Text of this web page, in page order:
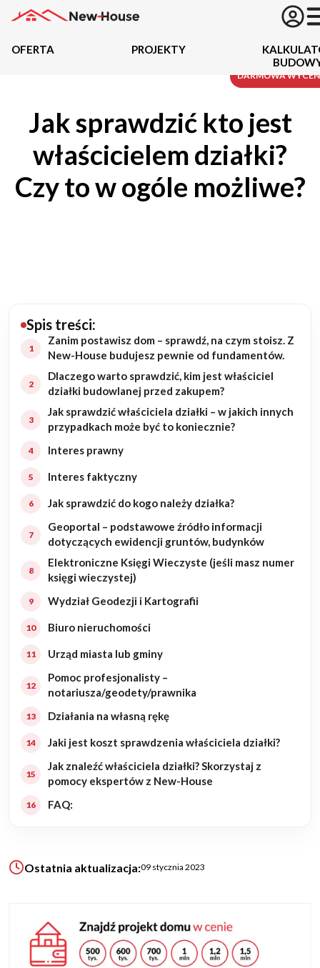
Oferta
Działki
Kredyty
Budowa domu
Rezydencje
Rozbudowa
Remonty
Realizacje
Referencje
Filmy
Ogrody
KALKULATOR BUDOWY
BLOG
O NAS
ZAPISZ SIĘ
OFERTA PROJEKTY
Jak sprawdzić kto jest
właścicielem działki?
Czy to w ogóle możliwe?
Spis treści:
Zanim postawisz dom – sprawdź, na czym stoisz. Z
New-House budujesz pewnie od fundamentów.
Dlaczego warto sprawdzić, kim jest właściciel
działki budowlanej przed zakupem?
Jak sprawdzić właściciela działki – w jakich innych
przypadkach może być to koniecznie?
Interes prawny
Interes faktyczny
Jak sprawdzić do kogo należy działka?
Geoportal – podstawowe źródło informacji
dotyczących ewidencji gruntów, budynków
Elektroniczne Księgi Wieczyste (jeśli masz numer
księgi wieczystej)
Wydział Geodezji i Kartografii
Biuro nieruchomości
Urząd miasta lub gminy
Pomoc profesjonalisty –
notariusza/geodety/prawnika
Działania na własną rękę
Jaki jest koszt sprawdzenia właściciela działki?
Jak znaleźć właściciela działki? Skorzystaj z
pomocy ekspertów z New-House
FAQ:
Ostatnia aktualizacja:09 stycznia 2023
DARMOWA